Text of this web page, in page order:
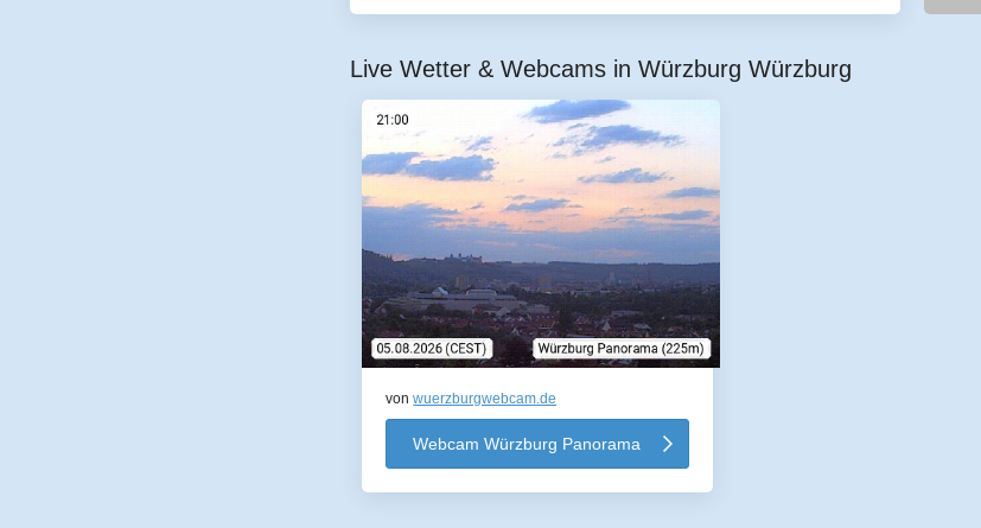
Live Wetter & Webcams in Würzburg Würzburg
vonwuerzburgwebcam.de
Webcam Würzburg Panorama